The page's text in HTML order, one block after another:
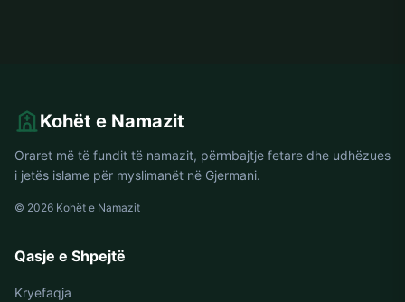
Kohët e Namazit
Oraret më të fundit të namazit, përmbajtje fetare dhe udhëzues
i jetës islame për myslimanët në Gjermani.
© 2026 Kohët e Namazit
Qasje e Shpejtë
Kryefaqja